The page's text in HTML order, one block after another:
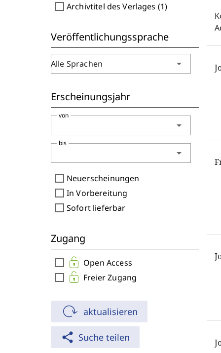
check_box_outline_blank Archivtitel des Verlages (1)
Veröffentlichungssprache
Alle Sprachen arrow_drop_down
Erscheinungsjahr
arrow_drop_down
von
arrow_drop_down
bis
check_box_outline_blank Neuerscheinungen
check_box_outline_blank In Vorbereitung
check_box_outline_blank Sofort lieferbar
Zugang
check_box_outline_blank Open Access
check_box_outline_blank Freier Zugang
aktualisieren
share Suche teilen